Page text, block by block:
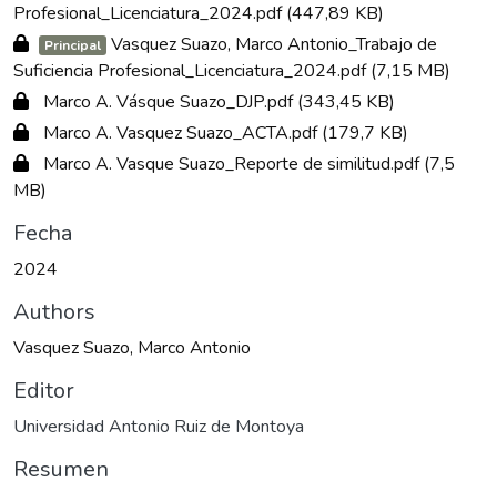
Profesional_Licenciatura_2024.pdf(447,89 KB)
Principal Vasquez Suazo, Marco Antonio_Trabajo de
Suficiencia Profesional_Licenciatura_2024.pdf(7,15 MB)
Marco A. Vásque Suazo_DJP.pdf(343,45 KB)
Marco A. Vasquez Suazo_ACTA.pdf(179,7 KB)
Marco A. Vasque Suazo_Reporte de similitud.pdf(7,5
MB)
Fecha
2024
Authors
Vasquez Suazo, Marco Antonio
Editor
Universidad Antonio Ruiz de Montoya
Resumen